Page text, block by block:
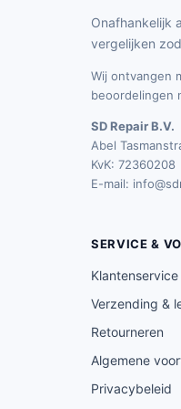
Onafhankelijk
vergelijken
Wij ontvangen
beoordelingen
SD Repair B.V.
Abel
KvK: 72360208
E-mail:
SERVICE &
Klantenservice
Verzending &
Retourneren
Algemene
Privacybeleid